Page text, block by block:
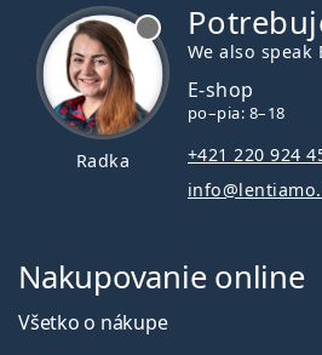
Radka
We also speak
E-shop
po–pia: 8–18
+421 220 924
Nakupovanie online
Všetko o nákupe